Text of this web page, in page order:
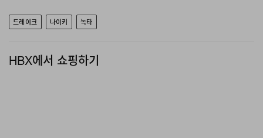
드레이크 나이키 녹타
HBX에서 쇼핑하기